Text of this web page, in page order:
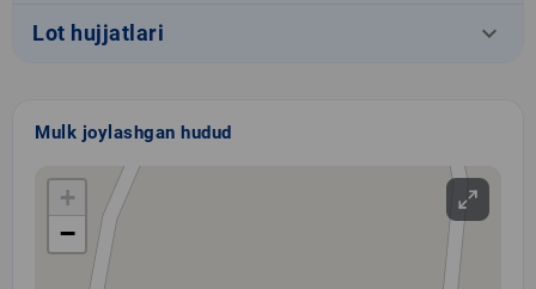
Lot hujjatlari keyboard_arrow_down
Mulk joylashgan hudud
+
−